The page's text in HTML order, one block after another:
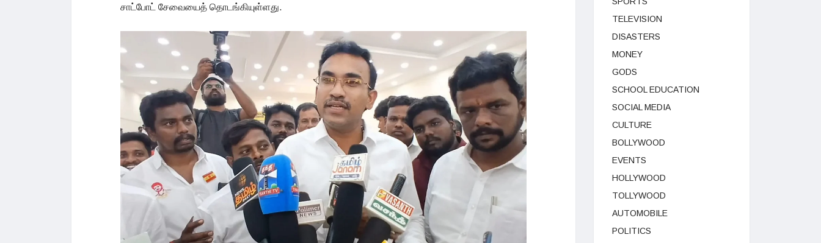
சாட்போட் சேவையைத் தொடங்கியுள்ளது.
TELEVISION
DISASTERS
MONEY
GODS
SCHOOL EDUCATION
SOCIAL MEDIA
CULTURE
BOLLYWOOD
EVENTS
HOLLYWOOD
TOLLYWOOD
AUTOMOBILE
POLITICS